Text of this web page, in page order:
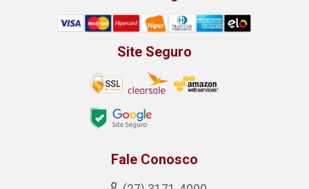
Site Seguro
Fale Conosco